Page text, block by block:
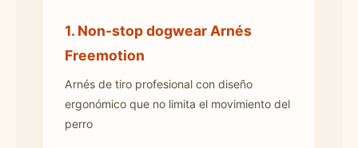
1. Non-stop dogwear Arnés
Freemotion
Arnés de tiro profesional con diseño
ergonómico que no limita el movimiento del
perro